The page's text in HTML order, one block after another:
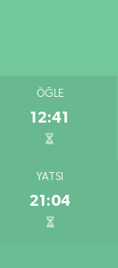
ÖĞLE
12:41
YATSI
21:04